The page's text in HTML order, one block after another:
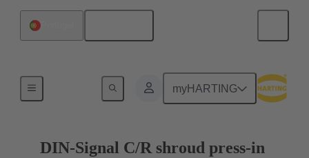
myHARTING
Terminación de placa madre a tarjeta hija
DIN-Signal C/R shroud press-in